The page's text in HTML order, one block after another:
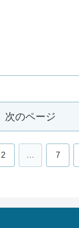
次のページ
2 … 7